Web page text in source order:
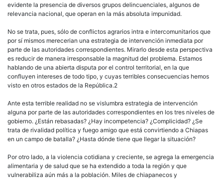
evidente la presencia de diversos grupos delincuenciales, algunos de
relevancia nacional, que operan en la más absoluta impunidad.
No se trata, pues, sólo de conflictos agrarios intra e intercomunitarios que
por sí mismos merecerian una estrategia de intervención inmediata por
parte de las autoridades correspondientes. Mirarlo desde esta perspectiva
es reducir de manera irresponsable la magnitud del problema. Estamos
hablando de una abierta disputa por el control territorial, en la que
confluyen intereses de todo tipo, y cuyas terribles consecuencias hemos
visto en otros estados de la República.2
Ante esta terrible realidad no se vislumbra estrategia de intervención
alguna por parte de las autoridades correspondientes en los tres niveles de
gobierno. ¿Están rebasadas? ¿Hay incompetencia? ¿Complicidad? ¿Se
trata de rivalidad política y fuego amigo que está convirtiendo a Chiapas
en un campo de batalla? ¿Hasta dónde tiene que llegar la situación?
Por otro lado, a la violencia cotidiana y creciente, se agrega la emergencia
alimentaria y de salud que se ha extendido a toda la región y que
vulnerabiliza aún más a la población. Miles de chiapanecos y